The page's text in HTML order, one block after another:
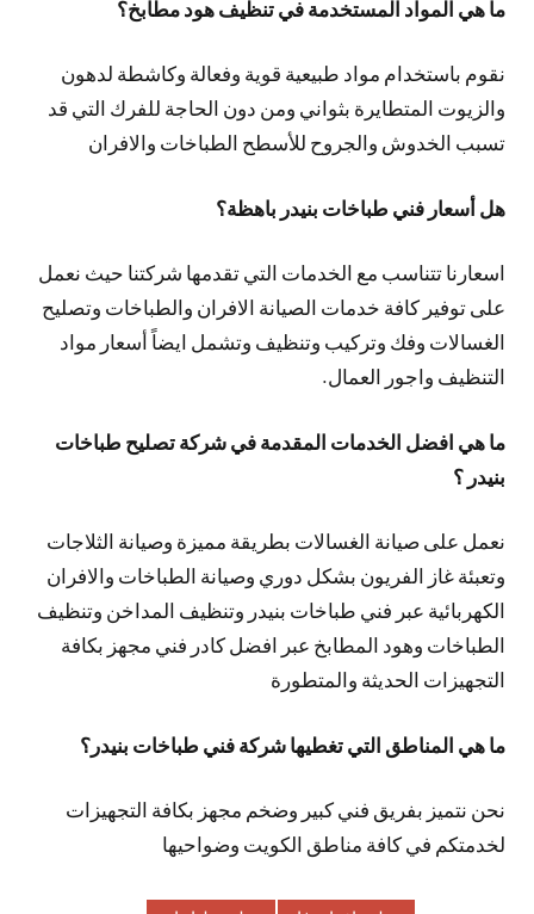
ما هي المواد المستخدمة في تنظيف هود مطابخ؟
نقوم باستخدام مواد طبيعية قوية وفعالة وكاشطة لدهون
والزيوت المتطايرة بثواني ومن دون الحاجة للفرك التي قد
تسبب الخدوش والجروح للأسطح الطباخات والافران
هل أسعار فني طباخات بنيدر باهظة؟
اسعارنا تتناسب مع الخدمات التي تقدمها شركتنا حيث نعمل
على توفير كافة خدمات الصيانة الافران والطباخات وتصليح
الغسالات وفك وتركيب وتنظيف وتشمل ايضاً أسعار مواد
التنظيف واجور العمال.
ما هي افضل الخدمات المقدمة في شركة تصليح طباخات
بنيدر ؟
نعمل على صيانة الغسالات بطريقة مميزة وصيانة الثلاجات
وتعبئة غاز الفريون بشكل دوري وصيانة الطباخات والافران
الكهربائية عبر فني طباخات بنيدر وتنظيف المداخن وتنظيف
الطباخات وهود المطابخ عبر افضل كادر فني مجهز بكافة
التجهيزات الحديثة والمتطورة
ما هي المناطق التي تغطيها شركة فني طباخات بنيدر؟
نحن نتميز بفريق فني كبير وضخم مجهز بكافة التجهيزات
لخدمتكم في كافة مناطق الكويت وضواحيها